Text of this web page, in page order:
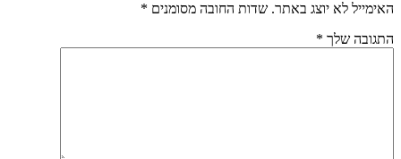
האימייל לא יוצג באתר. שדות החובה מסומנים *
התגובה שלך *